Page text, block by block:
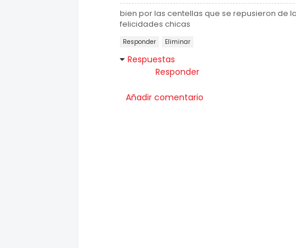
bien por las centellas que se repusieron de
felicidades chicas
Responder Eliminar
Respuestas
Responder
Añadir comentario